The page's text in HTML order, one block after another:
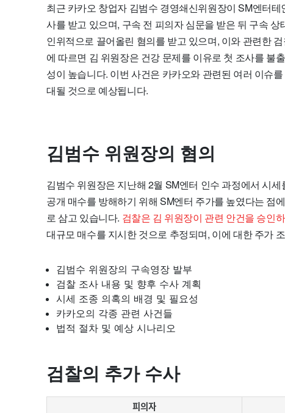
최근 카카오 창업자 김범수 경영쇄신위원장이 SM엔터
사를 받고 있으며, 구속 전 피의자 심문을 받은 뒤 구속
인위적으로 끌어올린 혐의를 받고 있으며, 이와 관련한
에 따르면 김 위원장은 건강 문제를 이유로 첫 조사를 불
성이 높습니다. 이번 사건은 카카오와 관련된 여러 이슈
대될 것으로 예상됩니다.
김범수 위원장의 혐의
김범수 위원장은 지난해 2월 SM엔터 인수 과정에서 시
공개 매수를 방해하기 위해 SM엔터 주가를 높였다는 점
로 삼고 있습니다. 검찰은 김 위원장이 관련 안건을 승인
대규모 매수를 지시한 것으로 추정되며, 이에 대한 주가
김범수 위원장의 구속영장 발부
검찰 조사 내용 및 향후 수사 계획
시세 조종 의혹의 배경 및 필요성
카카오의 각종 관련 사건들
법적 절차 및 예상 시나리오
검찰의 추가 수사
피의자